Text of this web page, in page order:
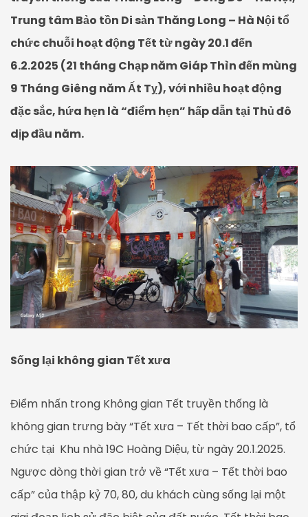
Trung tâm Bảo tồn Di sản Thăng Long – Hà Nội tổ
chức chuỗi hoạt động Tết từ ngày 20.1 đến
6.2.2025 (21 tháng Chạp năm Giáp Thìn đến mùng
9 Tháng Giêng năm Ất Tỵ), với nhiều hoạt động
đặc sắc, hứa hẹn là “điểm hẹn” hấp dẫn tại Thủ đô
dịp đầu năm.
Sống lại không gian Tết xưa
Điểm nhấn trong Không gian Tết truyền thống là
không gian trưng bày “Tết xưa – Tết thời bao cấp”, tổ
chức tại Khu nhà 19C Hoàng Diệu, từ ngày 20.1.2025.
Ngược dòng thời gian trở về “Tết xưa – Tết thời bao
cấp” của thập kỷ 70, 80, du khách cùng sống lại một